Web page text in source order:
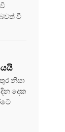
වී
නිසා
දෙක